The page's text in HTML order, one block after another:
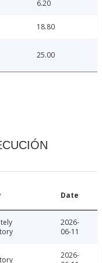
6.20
18.80
25.00
Date
2026-
06-11
2026-